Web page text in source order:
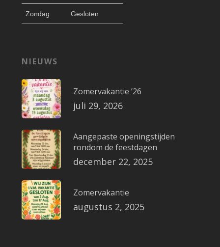
Zondag Gesloten
NIEUWS
Zomervakantie ’26
juli 29, 2026
Aangepaste openingstijden
rondom de feestdagen
december 22, 2025
Zomervakantie
augustus 2, 2025